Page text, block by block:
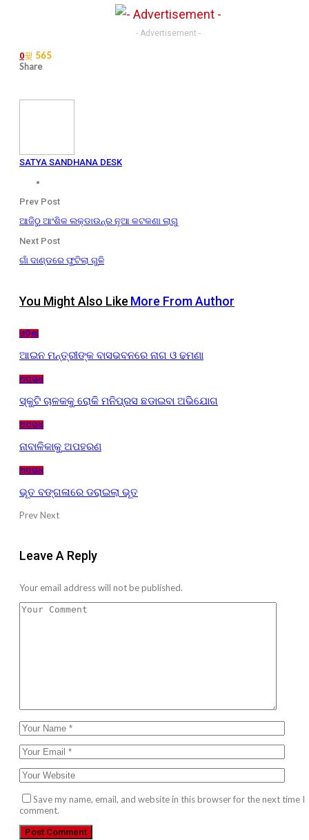
- Advertisement -
0
565
Share
SATYA SANDHANA DESK
Prev Post
ଆଜିଠୁ ଆଂଶିକ ଲକ୍‌ଡାଉନ୍‌ର ନୂଆ କଟକଣା ଲାଗୁ
Next Post
ଗାଁ ଦାଣ୍ଡରେ ଫୁଟିଲା ଗୁଳି
You Might Also Like More From Author
ଓଡ଼ିଶା
ଆଇନ ମନ୍ତ୍ରୀଙ୍କ ବାସଭବନରେ ନାଗ ଓ ଢମଣା
ଅପରାଧ
ସ୍କୁଟି ଚାଳକକୁ ରୋକି ମନିପ୍ରସ ଛଡାଇବା ଅଭିଯୋଗ
ଅପରାଧ
ନାବାଳିକାକୁ ଅପହରଣ
ଅପରାଧ
ଭୂତ ବଙ୍ଗଳାରେ ଡରାଇଲା ଭୂତ
PrevNext
Leave A Reply
Your email address will not be published.
Save my name, email, and website in this browser for the next time I
comment.